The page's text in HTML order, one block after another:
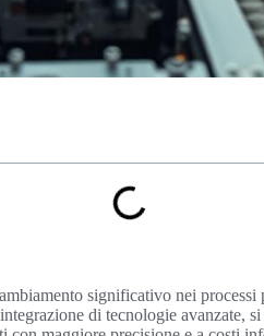
significativo nei
di tecnologie avanzate,